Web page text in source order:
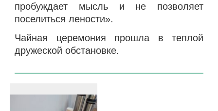
пробуждает мысль и не позволяет
поселиться лености».
Чайная церемония прошла в теплой
дружеской обстановке.